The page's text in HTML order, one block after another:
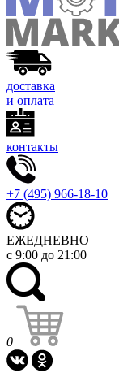
доставка
и оплата
контакты
+7 (495) 966-18-10
ЕЖЕДНЕВНО
с 9:00 до 21:00
0